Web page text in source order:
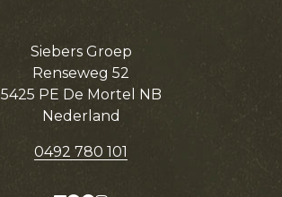
Siebers Groep
Renseweg 52
5425 PE De Mortel NB
Nederland
0492 780 101